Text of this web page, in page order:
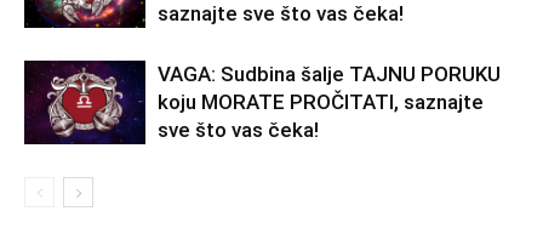
saznajte sve što vas čeka!
VAGA: Sudbina šalje TAJNU PORUKU
koju MORATE PROČITATI, saznajte
sve što vas čeka!